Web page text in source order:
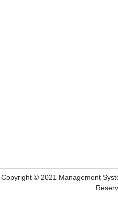
Copyright © 2021 Management